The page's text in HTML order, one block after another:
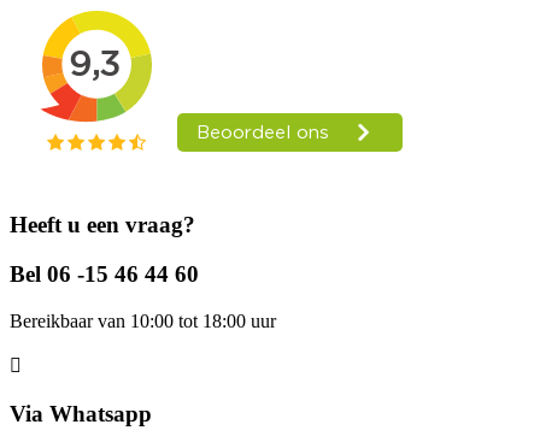
Heeft u een vraag?
Bel 06 -15 46 44 60
Bereikbaar van 10:00 tot 18:00 uur
Via Whatsapp